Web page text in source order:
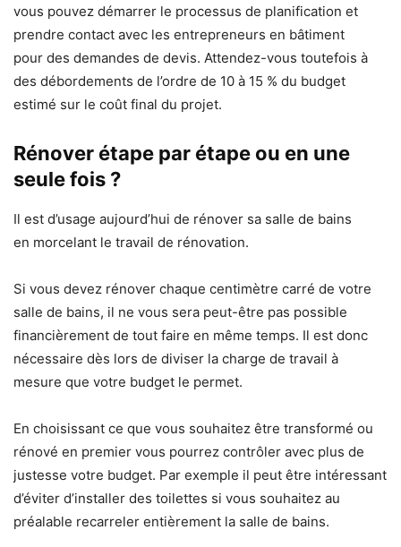
vous pouvez démarrer le processus de planification et
prendre contact avec les entrepreneurs en bâtiment
pour des demandes de devis. Attendez-vous toutefois à
des débordements de l’ordre de 10 à 15 % du budget
estimé sur le coût final du projet.
Rénover étape par étape ou en une
seule fois ?
Il est d’usage aujourd’hui de rénover sa salle de bains
en morcelant le travail de rénovation.
Si vous devez rénover chaque centimètre carré de votre
salle de bains, il ne vous sera peut-être pas possible
financièrement de tout faire en même temps. Il est donc
nécessaire dès lors de diviser la charge de travail à
mesure que votre budget le permet.
En choisissant ce que vous souhaitez être transformé ou
rénové en premier vous pourrez contrôler avec plus de
justesse votre budget. Par exemple il peut être intéressant
d’éviter d’installer des toilettes si vous souhaitez au
préalable recarreler entièrement la salle de bains.